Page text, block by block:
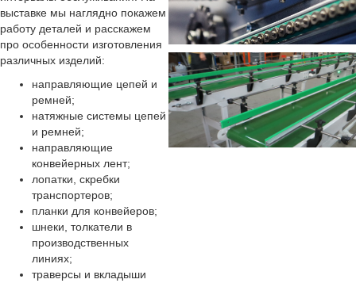
выставке мы наглядно покажем
работу деталей и расскажем
про особенности изготовления
различных изделий:
направляющие цепей и
ремней;
натяжные системы цепей
и ремней;
направляющие
конвейерных лент;
лопатки, скребки
транспортеров;
планки для конвейеров;
шнеки, толкатели в
производственных
линиях;
траверсы и вкладыши